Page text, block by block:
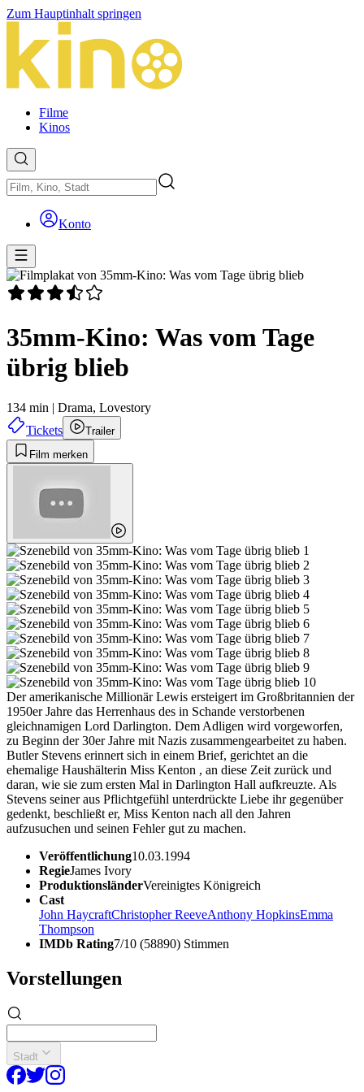
Zum Hauptinhalt springen
Filme
Kinos
Konto
35mm-Kino: Was vom Tage
übrig blieb
134 min | Drama, Lovestory
Tickets
Trailer
Film merken
Der amerikanische Millionär Lewis ersteigert im Großbritannien der
1950er Jahre das Herrenhaus des in Schande verstorbenen
gleichnamigen Lord Darlington. Dem Adligen wird vorgeworfen,
zu Beginn der 30er Jahre mit Nazis zusammengearbeitet zu haben.
Butler Stevens erinnert sich in einem Brief, gerichtet an die
ehemalige Haushälterin Miss Kenton , an diese Zeit zurück und
daran, wie sie zum ersten Mal in Darlington Hall aufkreuzte. Als
Stevens seiner aus Pflichtgefühl unterdrückte Liebe ihr gegenüber
gedenkt, beschließt er, Miss Kenton nach all den Jahren
aufzusuchen und seinen Fehler gut zu machen.
Veröffentlichung10.03.1994
RegieJames Ivory
ProduktionsländerVereinigtes Königreich
Cast
John HaycraftChristopher ReeveAnthony HopkinsEmma
Thompson
IMDb Rating7/10 (58890) Stimmen
Vorstellungen
Stadt